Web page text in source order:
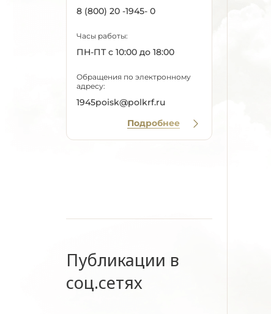
8 (800) 20 -1945- 0
Часы работы:
ПН-ПТ с 10:00 до 18:00
Обращения по электронному
адресу:
1945poisk@polkrf.ru
Подробнее
Публикации в
соц.сетях